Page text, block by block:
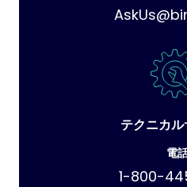
テクニカル
電
1-800-